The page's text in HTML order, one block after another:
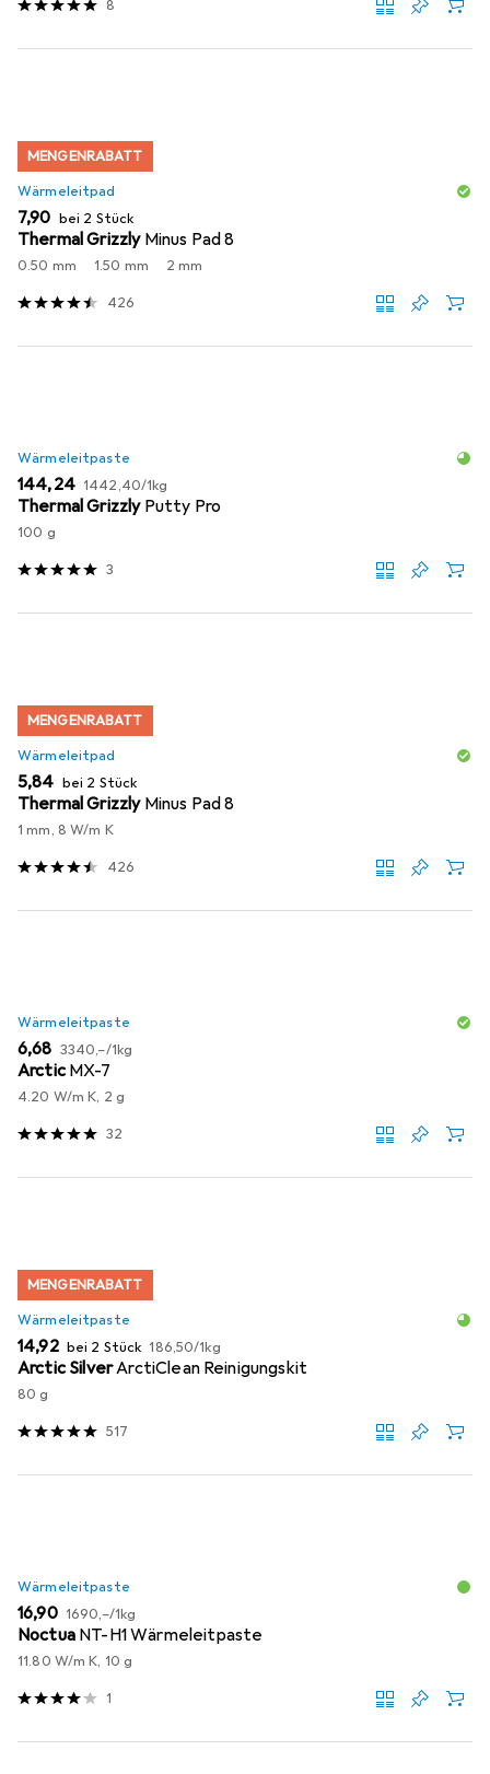
8
MENGENRABATT
Wärmeleitpad
EUR
7,90 bei 2 Stück
Thermal Grizzly Minus Pad 8
0.50 mm 1.50 mm 2 mm
426
Wärmeleitpaste
EUR
144,24 EUR
1442,40/1kg
Thermal Grizzly Putty Pro
100 g
3
MENGENRABATT
Wärmeleitpad
EUR
5,84 bei 2 Stück
Thermal Grizzly Minus Pad 8
1 mm, 8 W/m K
426
Wärmeleitpaste
EUR
6,68 EUR
3340,–/1kg
Arctic MX-7
4.20 W/m K, 2 g
32
MENGENRABATT
Wärmeleitpaste
EUR
14,92 bei 2 Stück EUR
186,50/1kg
Arctic SilverArctiClean Reinigungskit
80 g
517
Wärmeleitpaste
EUR
16,90 EUR
1690,–/1kg
Noctua NT-H1 Wärmeleitpaste
11.80 W/m K, 10 g
1